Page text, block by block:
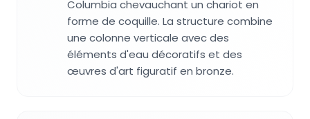
Columbia chevauchant un chariot en
forme de coquille. La structure combine
une colonne verticale avec des
éléments d'eau décoratifs et des
œuvres d'art figuratif en bronze.